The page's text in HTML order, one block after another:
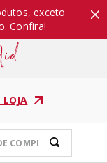
exceto
Confira!
LOJA